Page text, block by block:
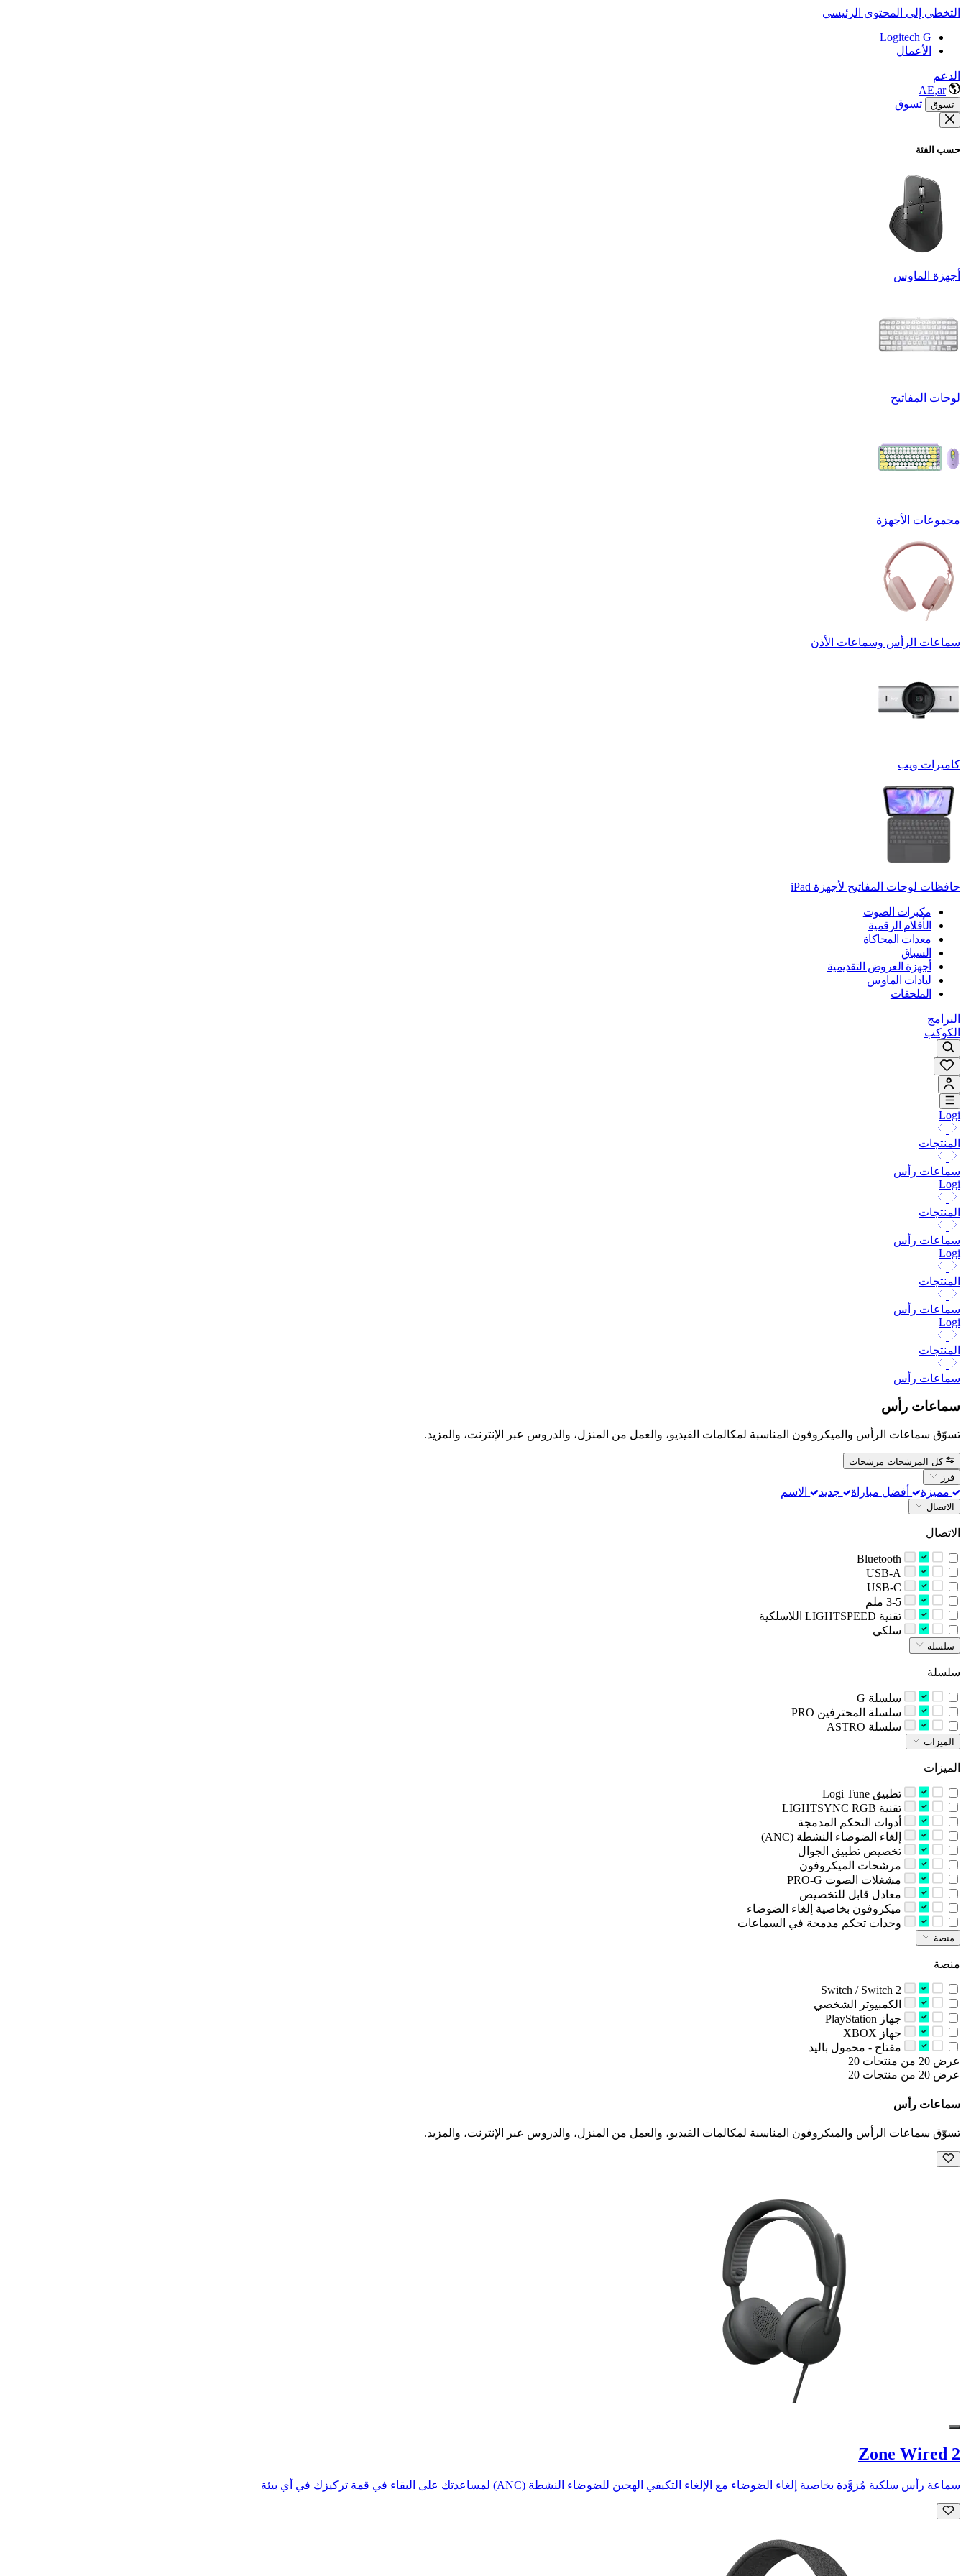
التخطي إلى المحتوى الرئيسي
Logitech G
الأعمال
الدعم
AE,ar
تسوق تسوق
حسب الفئة
أجهزة الماوس
لوحات المفاتيح
مجموعات الأجهزة
سماعات الرأس وسماعات الأذن
كاميرات ويب
حافظات لوحات المفاتيح لأجهزة ‏iPad
مكبرات الصوت
الأقلام الرقمية
معدات المحاكاة
السباق
أجهزة العروض التقديمية
لبادات الماوس
الملحقات
البرامج
الكوكب
Logi
المنتجات
سماعات رأس
Logi
المنتجات
سماعات رأس
Logi
المنتجات
سماعات رأس
Logi
المنتجات
سماعات رأس
سماعات رأس
تسوّق سماعات الرأس والميكروفون المناسبة لمكالمات الفيديو، والعمل من المنزل، والدروس عبر الإنترنت، والمزيد.
كل المرشحات مرشحات
فرز
مميزة أفضل مباراة جديد الاسم
الاتصال
الاتصال
‫سلكي‬
سلسلة
سلسلة
الميزات
الميزات
تطبيق Logi Tune
تقنية LIGHTSYNC RGB
‫أدوات التحكم المدمجة‬
‫تخصيص تطبيق الجوال‬
‫مرشحات الميكروفون‬
‫معادل قابل للتخصيص‬
‫ميكروفون بخاصية إلغاء الضوضاء‬
‫وحدات تحكم مدمجة في السماعات‬
منصة
منصة
‫الكمبيوتر الشخصي‬
‫مفتاح - محمول باليد‬
عرض 20 من منتجات 20
عرض 20 من منتجات 20
سماعات رأس
تسوّق سماعات الرأس والميكروفون المناسبة لمكالمات الفيديو، والعمل من المنزل، والدروس عبر الإنترنت، والمزيد.
Zone Wired 2
سماعة رأس سلكية مُزوَّدة بخاصية إلغاء الضوضاء مع الإلغاء التكيفي الهجين للضوضاء النشطة (ANC) لمساعدتك على البقاء في قمة تركيزك في أي بيئة